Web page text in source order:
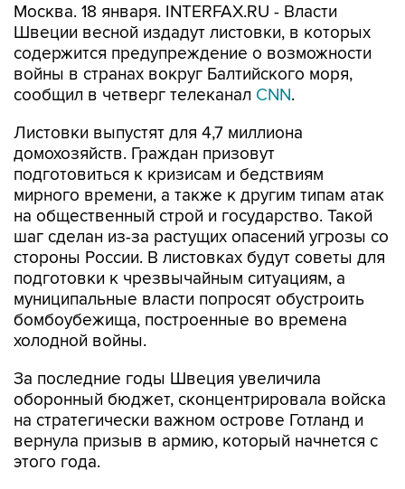
Москва. 18 января. INTERFAX.RU - Власти
Швеции весной издадут листовки, в которых
содержится предупреждение о возможности
войны в странах вокруг Балтийского моря,
сообщил в четверг телеканал CNN.
Листовки выпустят для 4,7 миллиона
домохозяйств. Граждан призовут
подготовиться к кризисам и бедствиям
мирного времени, а также к другим типам атак
на общественный строй и государство. Такой
шаг сделан из-за растущих опасений угрозы со
стороны России. В листовках будут советы для
подготовки к чрезвычайным ситуациям, а
муниципальные власти попросят обустроить
бомбоубежища, построенные во времена
холодной войны.
За последние годы Швеция увеличила
оборонный бюджет, сконцентрировала войска
на стратегически важном острове Готланд и
вернула призыв в армию, который начнется с
этого года.